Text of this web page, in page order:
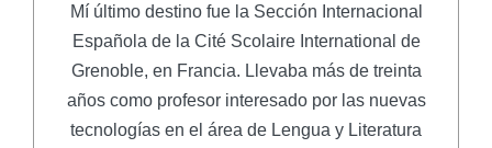
Mí último destino fue la Sección Internacional
Española de la Cité Scolaire International de
Grenoble, en Francia. Llevaba más de treinta
años como profesor interesado por las nuevas
tecnologías en el área de Lengua y Literatura